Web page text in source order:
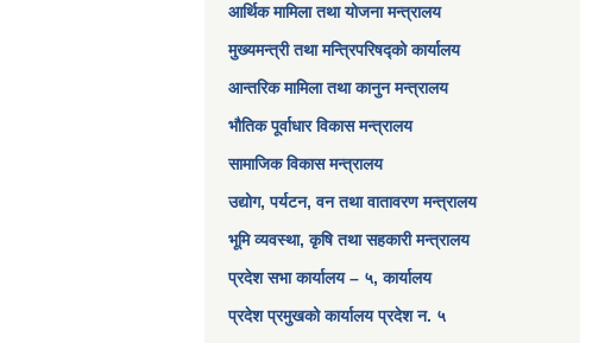
आर्थिक मामिला तथा योजना मन्त्रालय​
मुख्यमन्त्री तथा मन्त्रिपरिषद्को कार्यालय
आन्तरिक मामिला तथा कानुन मन्त्रालय
भौतिक पूर्वाधार विकास मन्त्रालय
सामाजिक विकास मन्त्रालय
उद्योग, पर्यटन, वन तथा वातावरण मन्त्रालय
भूमि व्यवस्था, कृषि तथा सहकारी मन्त्रालय
प्रदेश सभा कार्यालय – ५, कार्यालय
प्रदेश प्रमुखको कार्यालय प्रदेश न. ५